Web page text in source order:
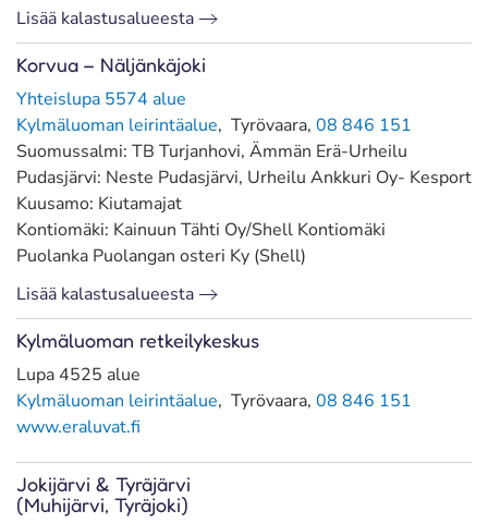
Lisää kalastusalueesta
Korvua – Näljänkäjoki
Yhteislupa 5574 alue
Kylmäluoman leirintäalue, Tyrövaara, 08 846 151
Suomussalmi: TB Turjanhovi, Ämmän Erä-Urheilu
Pudasjärvi: Neste Pudasjärvi, Urheilu Ankkuri Oy- Kesport
Kuusamo: Kiutamajat
Kontiomäki: Kainuun Tähti Oy/Shell Kontiomäki
Puolanka Puolangan osteri Ky (Shell)
Lisää kalastusalueesta
Kylmäluoman retkeilykeskus
Lupa 4525 alue
Kylmäluoman leirintäalue, Tyrövaara, 08 846 151
www.eraluvat.fi
Jokijärvi & Tyräjärvi
(Muhijärvi, Tyräjoki)